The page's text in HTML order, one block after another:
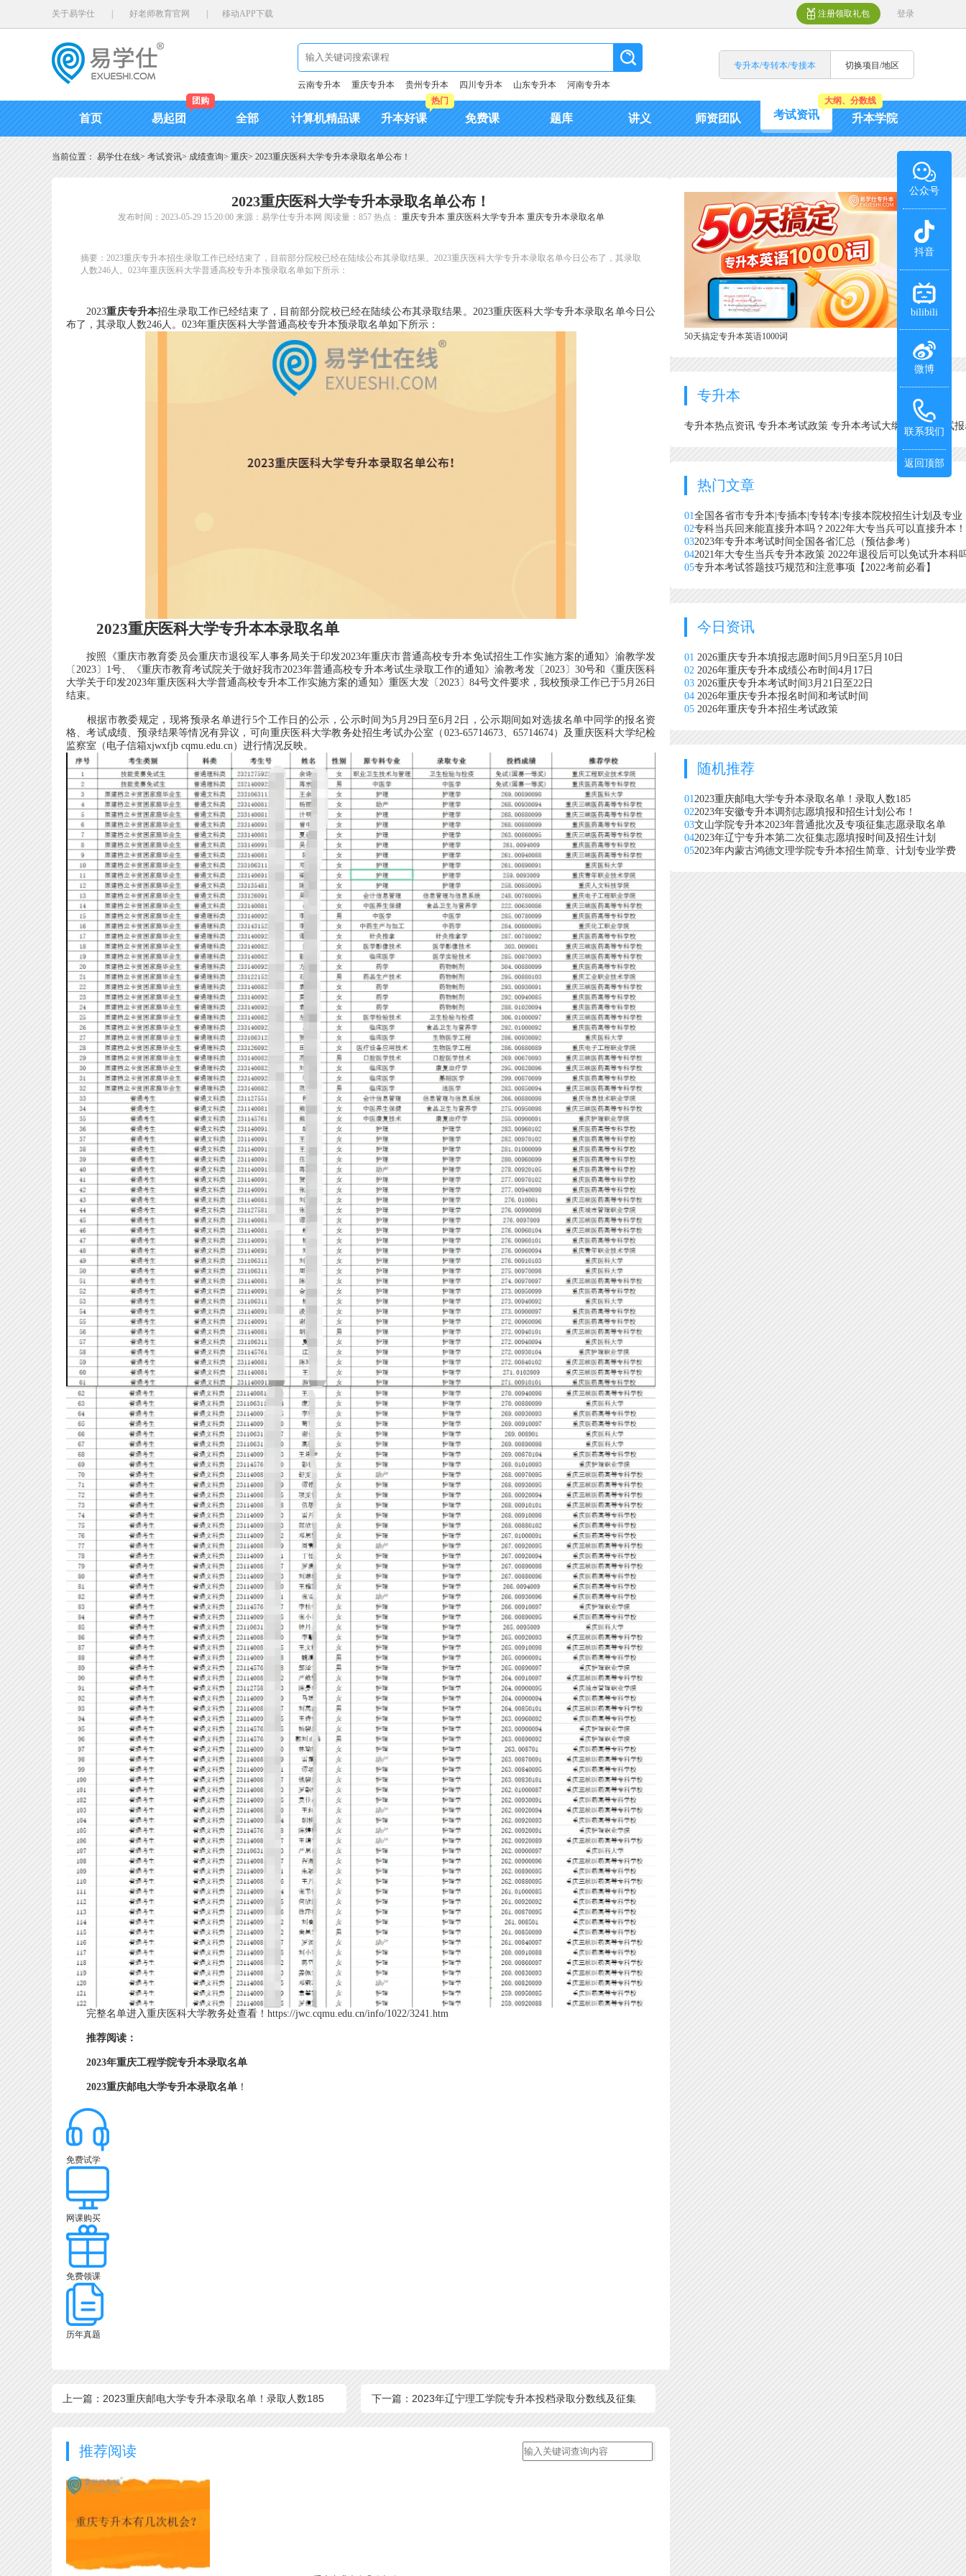
关于易学仕 好老师教育官网 移动APP下载 注册领取礼包 登录
云南专升本 重庆专升本 贵州专升本 四川专升本 山东专升本 河南专升本
专升本/专转本/专接本 切换项目/地区
首页 易起团
团购
全部 计算机精品课 升本好课
热门
免费课 题库 讲义 师资团队 考试资讯
大纲、分数线
升本学院
当前位置： 易学仕在线> 考试资讯> 成绩查询> 重庆> 2023重庆医科大学专升本录取名单公布！
2023重庆医科大学专升本录取名单公布！
发布时间：2023-05-29 15:20:00 来源：易学仕专升本网 阅读量：857 热点： 重庆专升本 重庆医科大学专升本 重庆专升本录取名单
摘要：2023重庆专升本招生录取工作已经结束了，目前部分院校已经在陆续公布其录取结果。2023重庆医科大学专升本录取名单今日公布了，其录取
人数246人。023年重庆医科大学普通高校专升本预录取名单如下所示：
2023重庆专升本招生录取工作已经结束了，目前部分院校已经在陆续公布其录取结果。2023重庆医科大学专升本录取名单今日公
布了，其录取人数246人。023年重庆医科大学普通高校专升本预录取名单如下所示：
2023重庆医科大学专升本本录取名单
按照《重庆市教育委员会重庆市退役军人事务局关于印发2023年重庆市普通高校专升本免试招生工作实施方案的通知》渝教学发
〔2023〕1号、《重庆市教育考试院关于做好我市2023年普通高校专升本考试生录取工作的通知》渝教考发〔2023〕30号和《重庆医科
大学关于印发2023年重庆医科大学普通高校专升本工作实施方案的通知》重医大发〔2023〕84号文件要求，我校预录工作已于5月26日
结束。
根据市教委规定，现将预录名单进行5个工作日的公示，公示时间为5月29日至6月2日，公示期间如对选拔名单中同学的报名资
格、考试成绩、预录结果等情况有异议，可向重庆医科大学教务处招生考试办公室（023-65714673、65714674）及重庆医科大学纪检
监察室（电子信箱xjwxfjb cqmu.edu.cn）进行情况反映。
完整名单进入重庆医科大学教务处查看！https://jwc.cqmu.edu.cn/info/1022/3241.htm
推荐阅读：
2023年重庆工程学院专升本录取名单
2023重庆邮电大学专升本录取名单 ！
免费试学
网课购买
免费领课
历年真题
上一篇：2023重庆邮电大学专升本录取名单！录取人数185 下一篇：2023年辽宁理工学院专升本投档录取分数线及征集
志愿计划
推荐阅读
50天搞定专升本英语1000词
专升本
专升本热点资讯 专升本考试政策 专升本考试大纲 专升本考试
热门文章
01全国各省市专升本|专插本|专转本|专接本院校招生计划及专业
02专科当兵回来能直接升本吗？2022年大专当兵可以直接升本！
032023年专升本考试时间全国各省汇总（预估参考）
042021年大专生当兵专升本政策 2022年退役后可以免试升本科
05专升本考试答题技巧规范和注意事项【2022考前必看】
今日资讯
01 2026重庆专升本填报志愿时间5月9日至5月10日
02 2026年重庆专升本成绩公布时间4月17日
03 2026重庆专升本考试时间3月21日至22日
04 2026年重庆专升本报名时间和考试时间
05 2026年重庆专升本招生考试政策
随机推荐
012023重庆邮电大学专升本录取名单！录取人数185
022023年安徽专升本调剂志愿填报和招生计划公布！
03文山学院专升本2023年普通批次及专项征集志愿录取名单
042023年辽宁专升本第二次征集志愿填报时间及招生计划
052023年内蒙古鸿德文理学院专升本招生简章、计划专业学费
公众号
抖音
bilibili
微博
联系我们
返回顶部